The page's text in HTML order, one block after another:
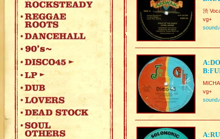
渋
vg+
sound♪
vg+
sound♪